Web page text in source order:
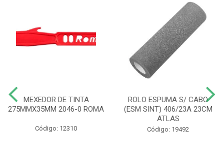
MEXEDOR DE TINTA
275MMX35MM 2046-0 ROMA
Código: 12310
ROLO ESPUMA S/ CABO
(ESM SINT) 406/23A 23CM
ATLAS
Código: 19492